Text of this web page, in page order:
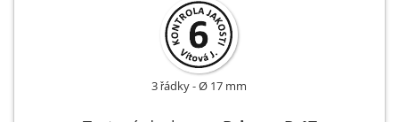
3 řádky Ø 17 mm